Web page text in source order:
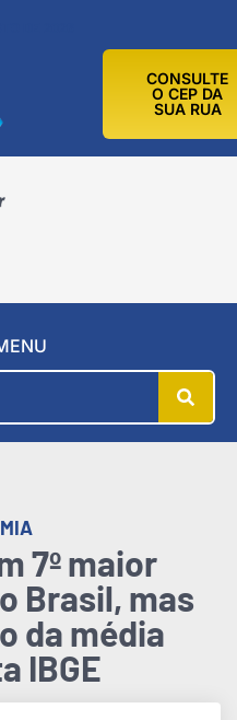
CONSULTE
O CEP DA
SUA RUA
7º maior
Brasil, mas
da média
IBGE